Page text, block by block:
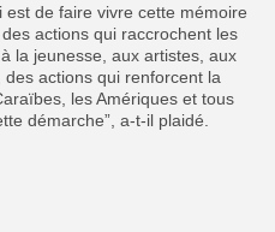
est de faire vivre cette mémoire
actions qui raccrochent les
la jeunesse, aux artistes, aux
actions qui renforcent la
les Amériques et tous
démarche”, a-t-il plaidé.